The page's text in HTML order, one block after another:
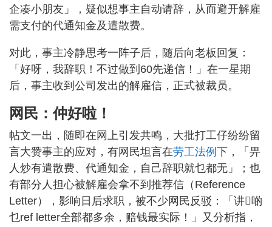
企凑小朋友」，疑似想事主自动请辞，从而避开解雇
需支付的代通知金及遣散费。
对此，事主冷静思考一阵子后，随后向老板回复：
「好呀，我辞职！不过做到60先递信！」在一星期
后，事主收到公司发出的解雇信，正式被裁员。
网民：仲好啦！
帖文一出，随即在网上引发共鸣，大批打工仔纷纷留
言大赞事主的应对，有网民坦言在劳工法例 下，「畀
人炒有遣散费、代通知金，自己辞职就乜都无」；也
有部分人担心被解雇会拿不到推荐信（Reference
Letter），影响日后求职，被不少网民反驳：「讲𠮶啲
乜ref letter全部都多余，赔钱最实际！」又分析指，